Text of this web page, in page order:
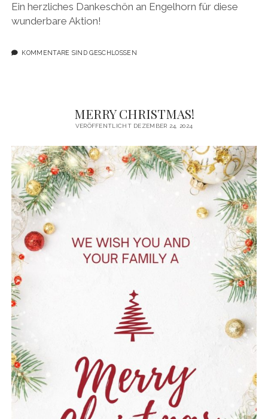
Ein herzliches Dankeschön an Engelhorn für diese
wunderbare Aktion!
KOMMENTARE SIND GESCHLOSSEN
MERRY CHRISTMAS!
VERÖFFENTLICHT DEZEMBER 24, 2024